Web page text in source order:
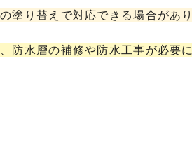
塗り替えで対応できる場合があ
防水層の補修や防水工事が必要